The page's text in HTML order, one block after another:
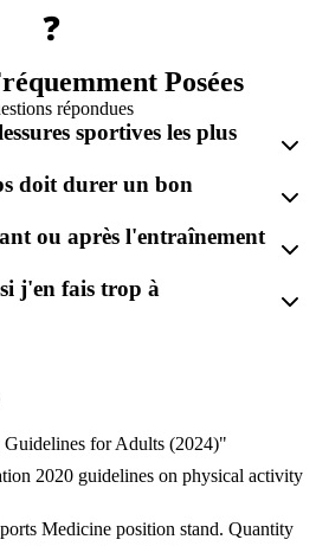
❓
Posées
répondues
sportives les plus
doit durer un bon
ou après l'entraînement
j'en fais trop à
for Adults (2024)"
2020 guidelines on physical activity
Medicine position stand. Quantity